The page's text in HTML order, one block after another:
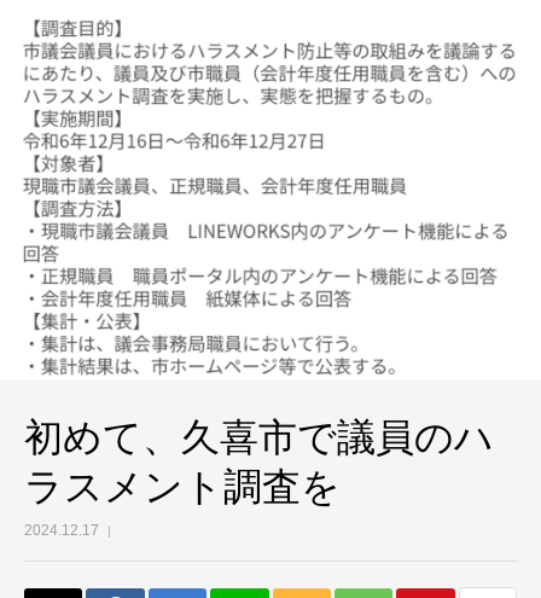
初めて、久喜市で議員のハ
ラスメント調査を
2024.12.17